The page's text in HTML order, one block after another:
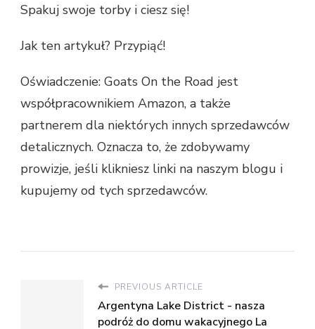
Spakuj swoje torby i ciesz się!
Jak ten artykuł? Przypiąć!
Oświadczenie: Goats On the Road jest
współpracownikiem Amazon, a także
partnerem dla niektórych innych sprzedawców
detalicznych. Oznacza to, że zdobywamy
prowizje, jeśli klikniesz linki na naszym blogu i
kupujemy od tych sprzedawców.
PREVIOUS ARTICLE
Argentyna Lake District - nasza
podróż do domu wakacyjnego La